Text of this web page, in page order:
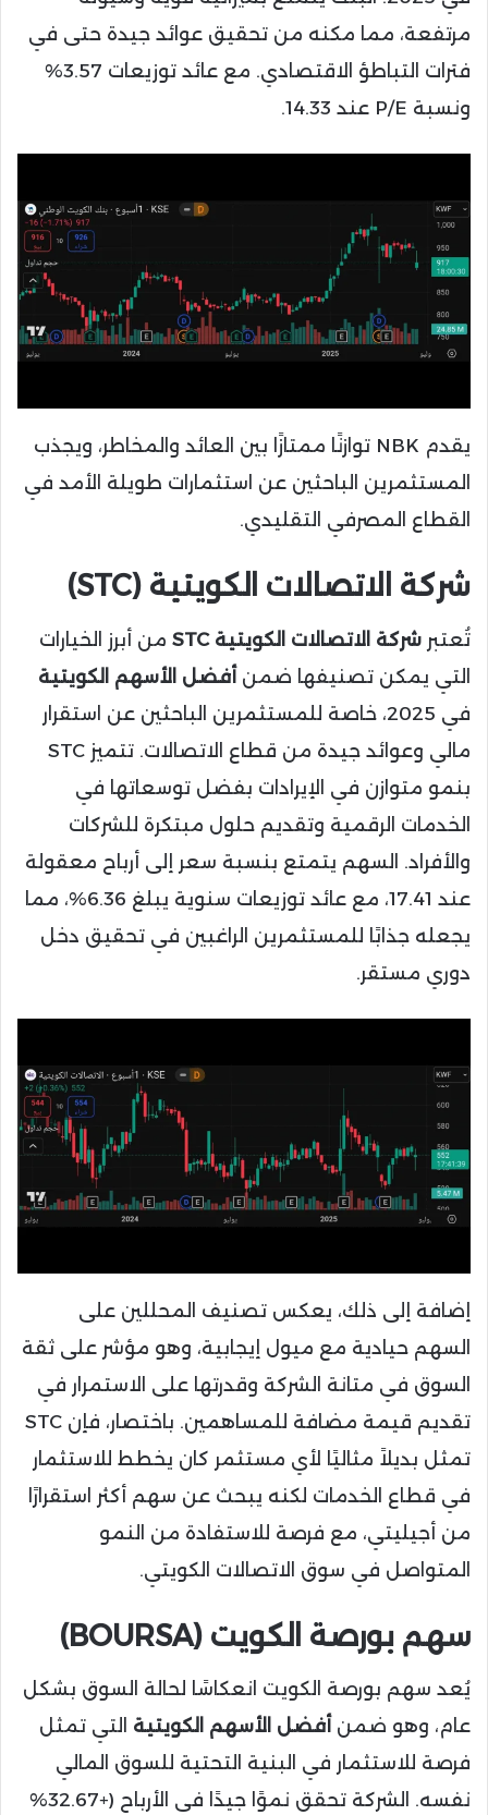
مرتفعة، مما مكنه من تحقيق عوائد جيدة حتى في
فترات التباطؤ الاقتصادي. مع عائد توزيعات 3.57%
ونسبة P/E عند 14.33.
يقدم NBK توازنًا ممتازًا بين العائد والمخاطر، ويجذب
المستثمرين الباحثين عن استثمارات طويلة الأمد في
القطاع المصرفي التقليدي.
شركة الاتصالات الكويتية (STC)
تُعتبر شركة الاتصالات الكويتية STC
من أبرز الخيارات
التي يمكن تصنيفها ضمن أفضل الأسهم الكويتية
في 2025، خاصة للمستثمرين الباحثين عن استقرار
مالي وعوائد جيدة من قطاع الاتصالات. تتميز STC
بنمو متوازن في الإيرادات بفضل توسعاتها في
الخدمات الرقمية وتقديم حلول مبتكرة للشركات
والأفراد. السهم يتمتع بنسبة سعر إلى أرباح معقولة
عند 17.41، مع عائد توزيعات سنوية يبلغ 6.36%، مما
يجعله جذابًا للمستثمرين الراغبين في تحقيق دخل
دوري مستقر.
إضافة إلى ذلك، يعكس تصنيف المحللين على
السهم حيادية مع ميول إيجابية، وهو مؤشر على ثقة
السوق في متانة الشركة وقدرتها على الاستمرار في
تقديم قيمة مضافة للمساهمين. باختصار، فإن STC
تمثل بديلاً مثاليًا لأي مستثمر كان يخطط للاستثمار
في قطاع الخدمات لكنه يبحث عن سهم أكثر استقرارًا
من أجيليتي، مع فرصة للاستفادة من النمو
المتواصل في سوق الاتصالات الكويتي.
سهم بورصة الكويت (BOURSA)
يُعد سهم بورصة الكويت انعكاسًا لحالة السوق بشكل
عام، وهو ضمن أفضل الأسهم الكويتية التي تمثل
فرصة للاستثمار في البنية التحتية للسوق المالي
نفسه. الشركة تحقق نموًا جيدًا في الأرباح (+32.67%